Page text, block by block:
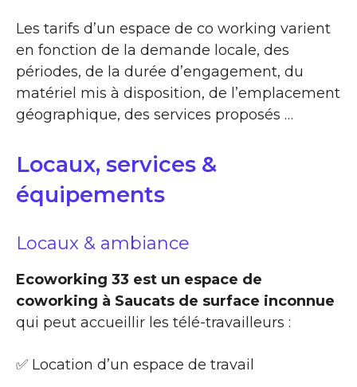
Les tarifs d’un espace de co working varient
en fonction de la demande locale, des
périodes, de la durée d’engagement, du
matériel mis à disposition, de l’emplacement
géographique, des services proposés …
Locaux, services &
équipements
Locaux & ambiance
Ecoworking 33 est un espace de
coworking à Saucats de surface inconnue
qui peut accueillir les télé-travailleurs :
✅ Location d’un espace de travail